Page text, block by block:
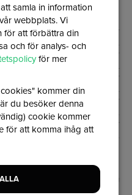
samla in information
webbplats. Vi
för att förbättra din
och för analys- och
för mer
kommer din
du besöker denna
cookie kommer
för att komma ihåg att